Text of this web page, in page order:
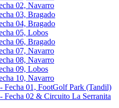
02, Navarro
03, Bragado
04, Bragado
05, Lobos
06, Bragado
07, Navarro
08, Navarro
09, Lobos
10, Navarro
Fecha 01, FootGolf Park (Tandil)
Fecha 02 & Circuito La Serranita